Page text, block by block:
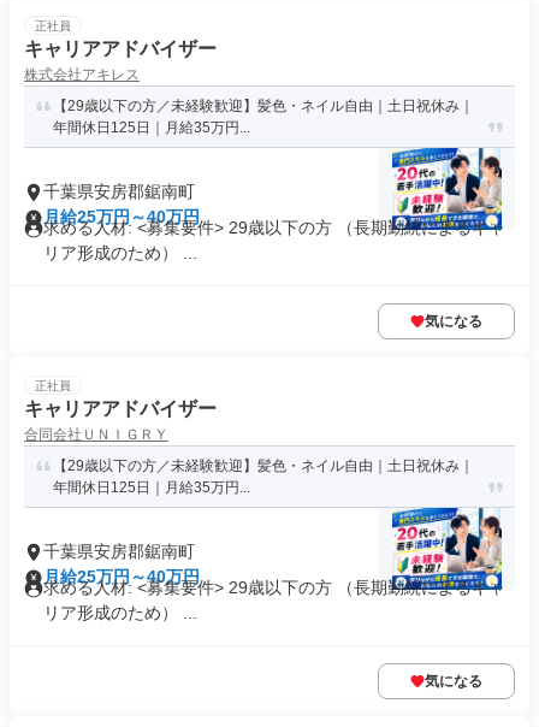
正社員
キャリアアドバイザー
株式会社アキレス
【29歳以下の方／未経験歓迎】髪色・ネイル自由｜土日祝休み｜
年間休日125日｜月給35万円...
千葉県安房郡鋸南町
月給25万円～40万円
求める人材: <募集要件> 29歳以下の方 （長期勤続によるキャ
リア形成のため） ...
気になる
正社員
キャリアアドバイザー
合同会社ＵＮＩＧＲＹ
【29歳以下の方／未経験歓迎】髪色・ネイル自由｜土日祝休み｜
年間休日125日｜月給35万円...
千葉県安房郡鋸南町
月給25万円～40万円
求める人材: <募集要件> 29歳以下の方 （長期勤続によるキャ
リア形成のため） ...
気になる